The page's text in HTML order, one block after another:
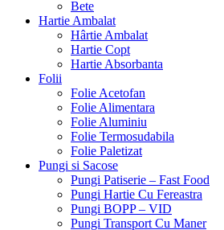
Bete
Hartie Ambalat
Hârtie Ambalat
Hartie Copt
Hartie Absorbanta
Folii
Folie Acetofan
Folie Alimentara
Folie Aluminiu
Folie Termosudabila
Folie Paletizat
Pungi si Sacose
Pungi Patiserie – Fast Food
Pungi Hartie Cu Fereastra
Pungi BOPP – VID
Pungi Transport Cu Maner